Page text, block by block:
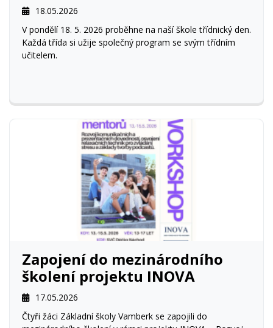
18.05.2026
V pondělí 18. 5. 2026 proběhne na naší škole třídnický den.
Každá třída si užije společný program se svým třídním
učitelem.
Zapojení do mezinárodního
školení projektu INOVA
17.05.2026
Čtyři žáci Základní školy Vamberk se zapojili do